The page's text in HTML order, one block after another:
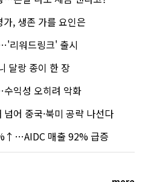
, 생존 가를 요인은
리워드링크' 출시
달랑 종이 한 장
익성 오히려 악화
어 중국·북미 공략 나선다
매출 92% 급증